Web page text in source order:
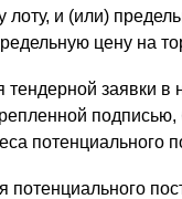
лоту, и (или)
цену на
тендерной заявки
потенциального
потенциального